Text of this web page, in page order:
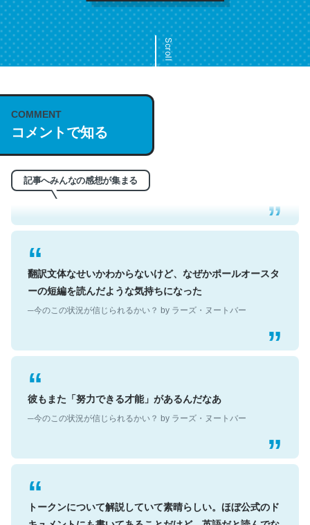
Scroll
COMMENT
コメントで知る
記事へみんなの感想が集まる
これは名文。彼はとてもクレバーなんだろうなと凄く思
う。英語少しでも読める人は原文もお勧め。自分はこの流
れ好き。Let’s Fucking Go. Then Covid hit. Shit.
─今のこの状況が信じられるかい？ by ラーズ・ヌートバー
翻訳文体なせいかわからないけど、なぜかポールオースタ
ーの短編を読んだような気持ちになった
─今のこの状況が信じられるかい？ by ラーズ・ヌートバー
彼もまた「努力できる才能」があるんだなあ
─今のこの状況が信じられるかい？ by ラーズ・ヌートバー
トークンについて解説していて素晴らしい。ほぼ公式のド
キュメントにも書いてあることだけど、英語だと読んでな